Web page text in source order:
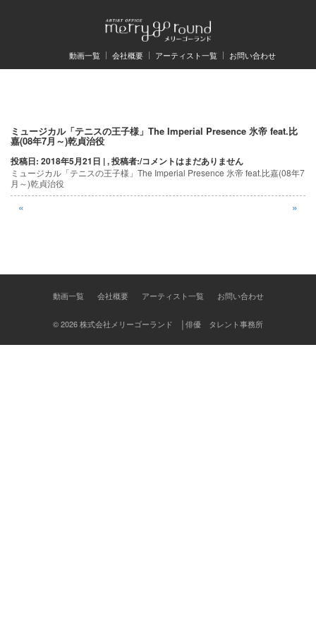
動画一覧 会社概要 アーティスト一覧 お問い合わせ
ミュージカル「テニスの王子様」The Imperial Presence 氷帝 feat.比
嘉(08年7月～)乾貞治役
投稿日: 2018年5月21日 | , 投稿者:/コメントはまだありません
ミュージカル「テニスの王子様」The Imperial Presence 氷帝 feat.比嘉(08年7
月～)乾貞治役
投
稿
ナ
ビ
シ
« »
動画一覧 会社概要 アーティスト一覧 お問い合わせ
© 2026 株式会社メリーゴーランド │俳優 タレント事務所